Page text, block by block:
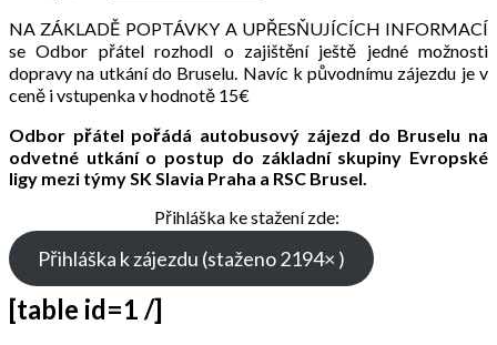
přátel
NA ZÁKLADĚ POPTÁVKY A UPŘESŇUJÍCÍCH INFORMACÍ
se Odbor přátel rozhodl o zajištění ještě jedné možnosti
dopravy na utkání do Bruselu. Navíc k původnímu zájezdu je v
ceně i vstupenka v hodnotě 15€
Odbor přátel pořádá autobusový zájezd do Bruselu na
odvetné utkání o postup do základní skupiny Evropské
ligy mezi týmy SK Slavia Praha a RSC Brusel.
Přihláška ke stažení zde:
Přihláška k zájezdu (staženo 2194× )
[table id=1 /]